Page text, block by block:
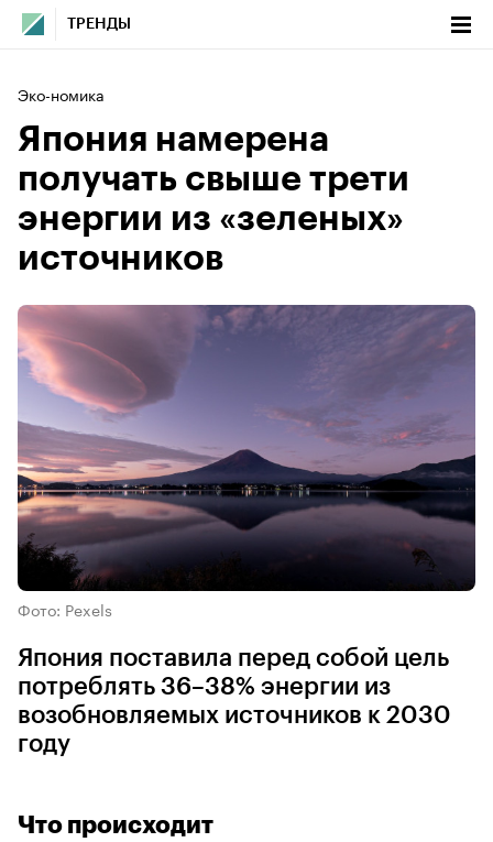
ТРЕНДЫ
Эко-номика
Япония намерена
получать свыше трети
энергии из «зеленых»
источников
Фото: Pexels
Япония поставила перед собой цель
потреблять 36–38% энергии из
возобновляемых источников к 2030
году
Что происходит